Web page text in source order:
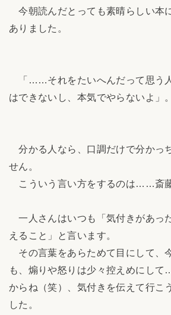
今朝読んだとっても素晴らしい本
ありました。
「……それをたいへんだって思う
はできないし、本気でやらないよ」。
分かる人なら、口調だけで分かっ
せん。
こういう言い方をするのは……斎藤
一人さんはいつも「気付きがあっ
えること」と言います。
その言葉をあらためて目にして、
も、煽りや怒りは少々控えめにし
からね（笑）、気付きを伝えて行こ
した。